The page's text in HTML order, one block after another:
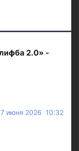
2.0» -
июня 2026 10:32